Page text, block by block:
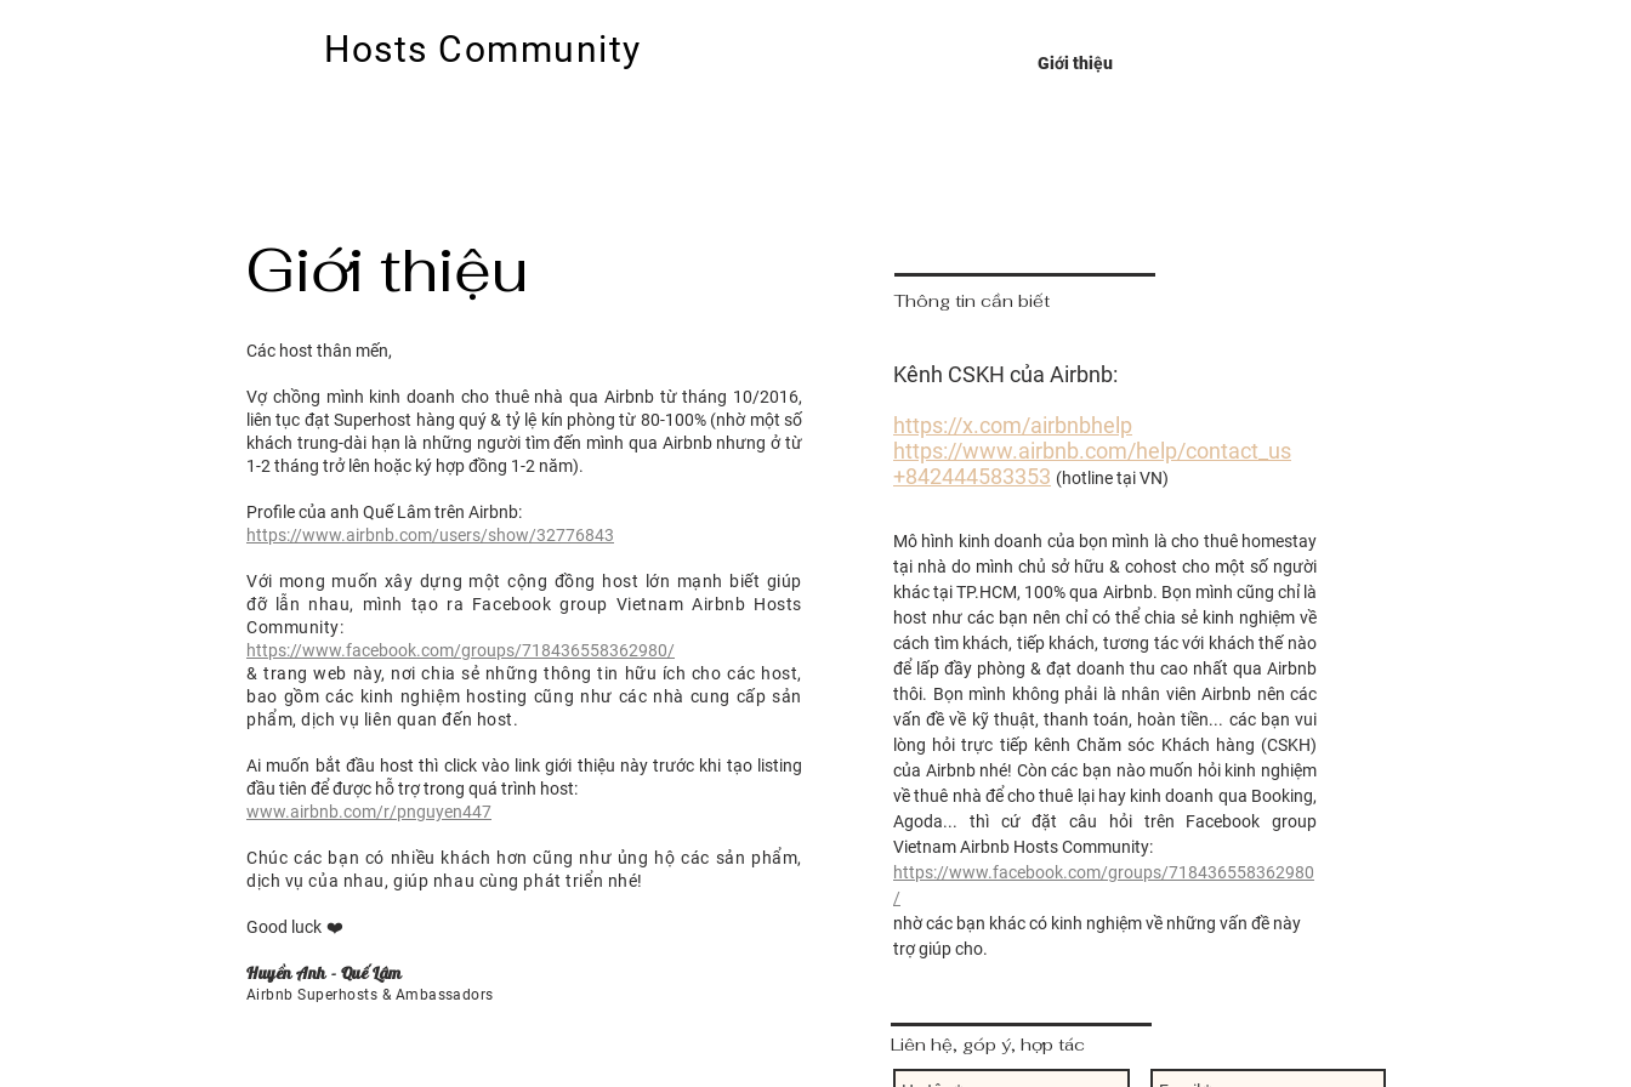
Hosts Community Giới thiệu
Giới thiệu
Các host thân mến,
Vợ chồng mình kinh doanh cho thuê nhà qua Airbnb từ tháng 10/2016,
liên tục đạt Superhost hàng quý & tỷ lệ kín phòng từ 80-100% (nhờ một số
khách trung-dài hạn là những người tìm đến mình qua Airbnb nhưng ở từ
1-2 tháng trở lên hoặc ký hợp đồng 1-2 năm).
Profile của anh Quế Lâm trên Airbnb:
https://www.airbnb.com/users/show/32776843
Với mong muốn xây dựng một cộng đồng host lớn mạnh biết giúp
đỡ lẫn nhau, mình tạo ra Facebook group Vietnam Airbnb Hosts
Community:
https://www.facebook.com/groups/718436558362980/
& trang web này, nơi chia sẻ những thông tin hữu ích cho các host,
bao gồm các kinh nghiệm hosting cũng như các nhà cung cấp sản
phẩm, dịch vụ liên quan đến host.
Ai muốn bắt đầu host thì click vào link giới thiệu này trước khi tạo listing
đầu tiên để được hỗ trợ trong quá trình host:
www.airbnb.com/r/pnguyen447
Chúc các bạn có nhiều khách hơn cũng như ủng hộ các sản phẩm,
dịch vụ của nhau, giúp nhau cùng phát triển nhé!
Good luck ❤️
​Huyền Anh - Quế Lâm
​Airbnb Superhosts & Ambassadors
Thông tin cần biết
Kênh CSKH của Airbnb:
https://x.com/airbnbhelp
https://www.airbnb.com/help/contact_us
+842444583353 (hotline tại VN)
Mô hình kinh doanh của bọn mình là cho thuê homestay
tại nhà do mình chủ sở hữu & cohost cho một số người
khác tại TP.HCM, 100% qua Airbnb. Bọn mình cũng chỉ là
host như các bạn nên chỉ có thể chia sẻ kinh nghiệm về
cách tìm khách, tiếp khách, tương tác với khách thế nào
để lấp đầy phòng & đạt doanh thu cao nhất qua Airbnb
thôi. Bọn mình không phải là nhân viên Airbnb nên các
vấn đề về kỹ thuật, thanh toán, hoàn tiền... các bạn vui
lòng hỏi trực tiếp kênh Chăm sóc Khách hàng (CSKH)
của Airbnb nhé! Còn các bạn nào muốn hỏi kinh nghiệm
về thuê nhà để cho thuê lại hay kinh doanh qua Booking,
Agoda... thì cứ đặt câu hỏi trên Facebook group
Vietnam Airbnb Hosts Community:
https://www.facebook.com/groups/718436558362980
/
nhờ các bạn khác có kinh nghiệm về những vấn đề này
trợ giúp cho.
Liên hệ, góp ý, hợp tác